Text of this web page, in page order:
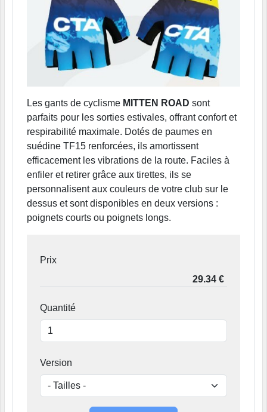
Les gants de cyclisme MITTEN ROAD sont
parfaits pour les sorties estivales, offrant confort et
respirabilité maximale. Dotés de paumes en
suédine TF15 renforcées, ils amortissent
efficacement les vibrations de la route. Faciles à
enfiler et retirer grâce aux tirettes, ils se
personnalisent aux couleurs de votre club sur le
dessus et sont disponibles en deux versions :
poignets courts ou poignets longs.
Prix
Quantité
Version